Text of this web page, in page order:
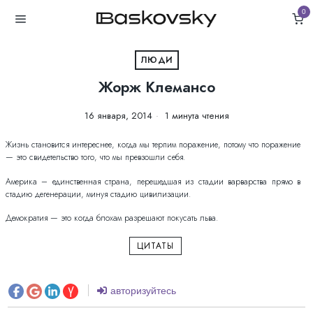
0
ЛЮДИ
Жорж Клемансо
16 января, 2014 1 минута чтения
Жизнь становится интереснее, когда мы терпим поражение, потому что поражение
— это свидетельство того, что мы превзошли себя.
Америка – единственная страна, перешедшая из стадии варварства прямо в
стадию дегенерации, минуя стадию цивилизации.
Демократия — это когда блохам разрешают покусать льва.
ЦИТАТЫ
авторизуйтесь